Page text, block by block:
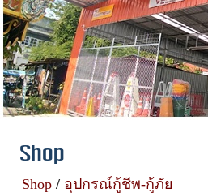
Shop
Shop / อุปกรณ์กู้ชีพ-กู้ภัย